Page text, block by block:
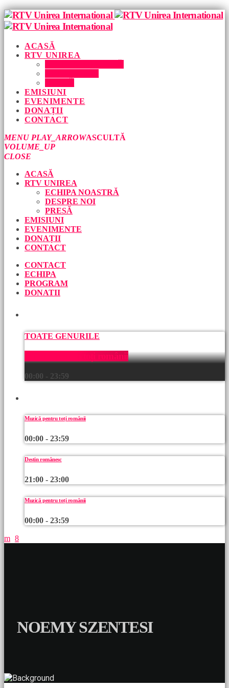
ACASĂ
RTV UNIREA
EMISIUNI
EVENIMENTE
DONAȚII
CONTACT
MENU PLAY_ARROWASCULTĂ
VOLUME_UP
CLOSE
ACASĂ
RTV UNIREA
ECHIPA NOASTRĂ
DESPRE NOI
PRESĂ
EMISIUNI
EVENIMENTE
DONAȚII
CONTACT
CONTACT
ECHIPA
PROGRAM
DONATII
TOATE GENURILE
Muzică pentru toți românii
00:00 - 23:59
Muzică pentru toți românii
00:00 - 23:59
Destin românesc
21:00 - 23:00
Muzică pentru toți românii
00:00 - 23:59
NOEMY SZENTESI